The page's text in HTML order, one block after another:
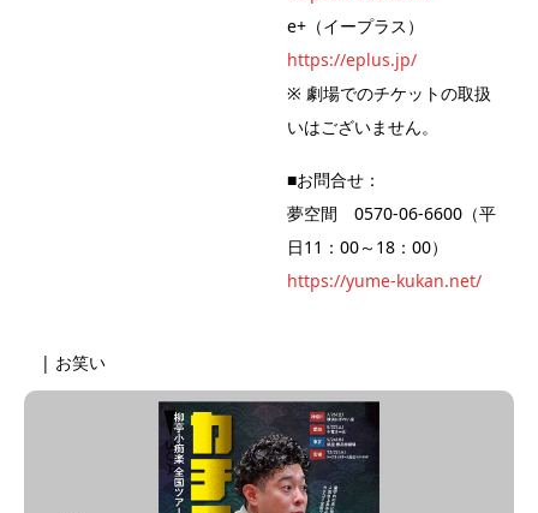
e+（イープラス）
https://eplus.jp/
※ 劇場でのチケットの取扱
いはございません。
■お問合せ：
夢空間 0570-06-6600（平
日11：00～18：00）
https://yume-kukan.net/
| お笑い